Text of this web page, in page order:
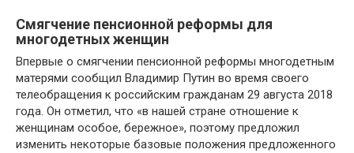
Смягчение пенсионной реформы для
многодетных женщин
Впервые о смягчении пенсионной реформы многодетным
матерями сообщил Владимир Путин во время своего
телеобращения к российским гражданам 29 августа 2018
года. Он отметил, что «в нашей стране отношение к
женщинам особое, бережное», поэтому предложил
изменить некоторые базовые положения предложенного